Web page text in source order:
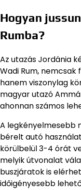
Hogyan
Rumba?
Az utazás Jordánia
Wadi Rum,
hanem viszonylag
magyar utazó
ahonnan számos
A legkényelmesebb
bérelt autó
körülbelül 3-4 órát
melyik útvonalat
buszjáratok is
időigényesebb